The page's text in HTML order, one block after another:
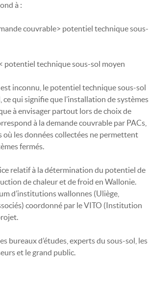
à :
couvrable> potentiel technique sous-
potentiel technique sous-sol moyen
inconnu, le potentiel technique sous-sol
qui signifie que l’installation de systèmes
à envisager partout lors de choix de
à la demande couvrable par PACs,
où les données collectées ne permettent
fermés.
relatif à la détermination du potentiel de
de chaleur et de froid en Wallonie.
d’institutions wallonnes (Uliège,
coordonné par le VITO (Institution
bureaux d’études, experts du sous-sol, les
et le grand public.